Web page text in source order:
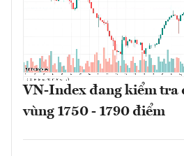
VN-Index đang kiểm tra
vùng 1750 - 1790 điểm